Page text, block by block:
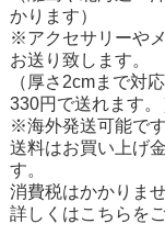
かります）
※アクセサリーや
お送り致します。
（厚さ2cmまで対
330円で送れます。
※海外発送可能です
送料はお買い上げ
す。
消費税はかかりま
詳しくはこちらを